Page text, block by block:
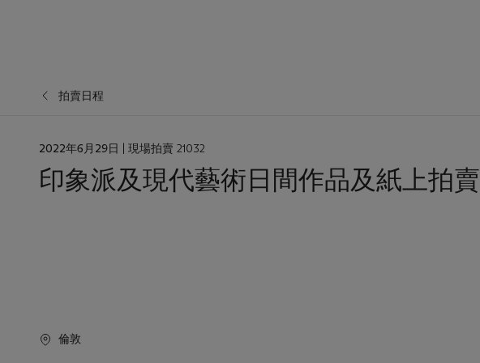
拍賣日程
日
2022年6月29日 | 現場拍賣 21032
印象派及現代藝術日間作品及紙上拍賣
倫敦